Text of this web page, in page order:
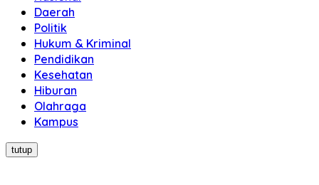
Daerah
Politik
Hukum & Kriminal
Pendidikan
Kesehatan
Hiburan
Olahraga
Kampus
tutup